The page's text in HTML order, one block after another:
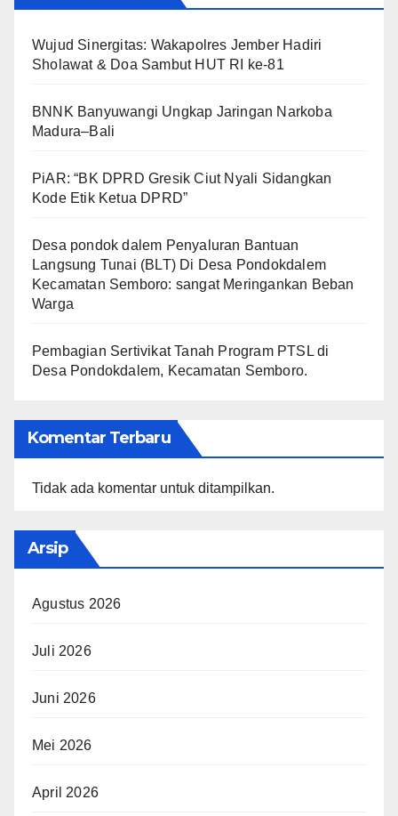
Wujud Sinergitas: Wakapolres Jember Hadiri
Sholawat & Doa Sambut HUT RI ke-81
BNNK Banyuwangi Ungkap Jaringan Narkoba
Madura–Bali
PiAR: “BK DPRD Gresik Ciut Nyali Sidangkan
Kode Etik Ketua DPRD”
Desa pondok dalem Penyaluran Bantuan
Langsung Tunai (BLT) Di Desa Pondokdalem
Kecamatan Semboro: sangat Meringankan Beban
Warga
Pembagian Sertivikat Tanah Program PTSL di
Desa Pondokdalem, Kecamatan Semboro.
Komentar Terbaru
Tidak ada komentar untuk ditampilkan.
Arsip
Agustus 2026
Juli 2026
Juni 2026
Mei 2026
April 2026